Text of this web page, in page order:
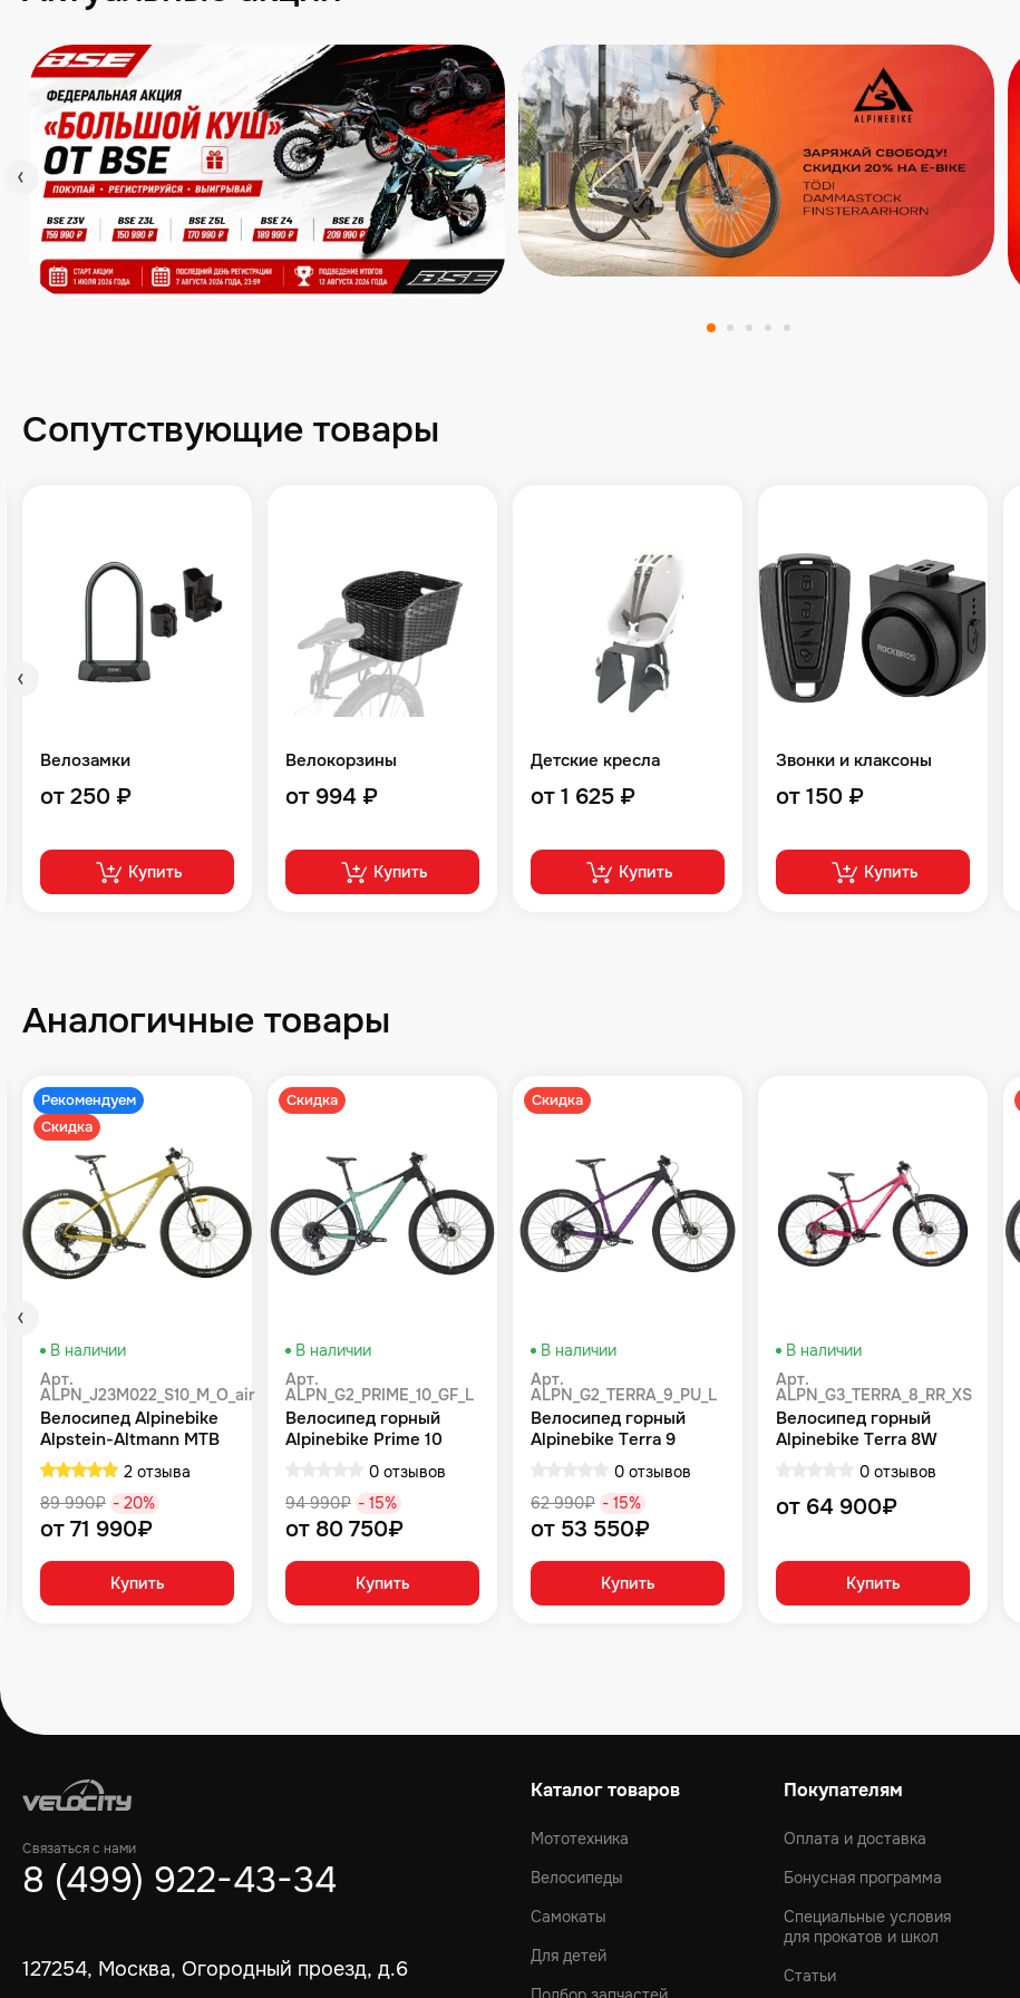
Сопутствующие товары
Велозамки
от 250 ₽
Купить
Велокорзины
от 994 ₽
Купить
Детские кресла
от 1 625 ₽
Купить
Звонки и клаксоны
от 150 ₽
Купить
Аналогичные товары
Рекомендуем
Скидка
В наличии
Арт.
ALPN_J23M022_S10_M_O_air
Велосипед Alpinebike
Alpstein-Altmann MTB
10 air цвет оливковый
2 отзыва
89 990₽ - 20%
от 71 990₽
Купить
Скидка
В наличии
Арт.
ALPN_G2_PRIME_10_GF_L
Велосипед горный
Alpinebike Prime 10
туманный зеленый
0 отзывов
94 990₽ - 15%
от 80 750₽
Купить
Скидка
В наличии
Арт.
ALPN_G2_TERRA_9_PU_L
Велосипед горный
Alpinebike Terra 9
фиолетовый космос
0 отзывов
62 990₽ - 15%
от 53 550₽
Купить
В наличии
Арт.
ALPN_G3_TERRA_8_RR_XS
Велосипед горный
Alpinebike Terra 8W
0 отзывов
от 64 900₽
Купить
Связаться с нами
8 (499) 922-43-34
Каталог товаров
Мототехника
Велосипеды
Самокаты
Для детей
Покупателям
Оплата и доставка
Бонусная программа
Специальные условия
для прокатов и школ
Статьи
127254, Москва, Огородный проезд, д.6